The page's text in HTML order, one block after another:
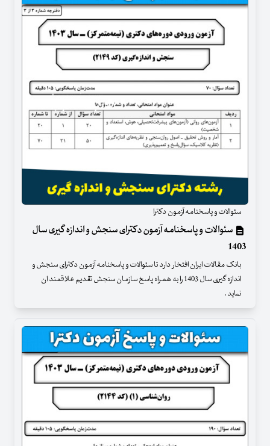
سئوالات و پاسخنامه آزمون دکترا
سئوالات و پاسخنامه آزمون دکترای سنجش و اندازه گیری سال
1403
بانک مقالات ایران افتخار دارد تا سئوالات و پاسخنامه آزمون دکترای سنجش و
اندازه گیری سال 1403 را به همراه پاسخ سازمان سنجش تقدیم علاقمند ان
نماید .